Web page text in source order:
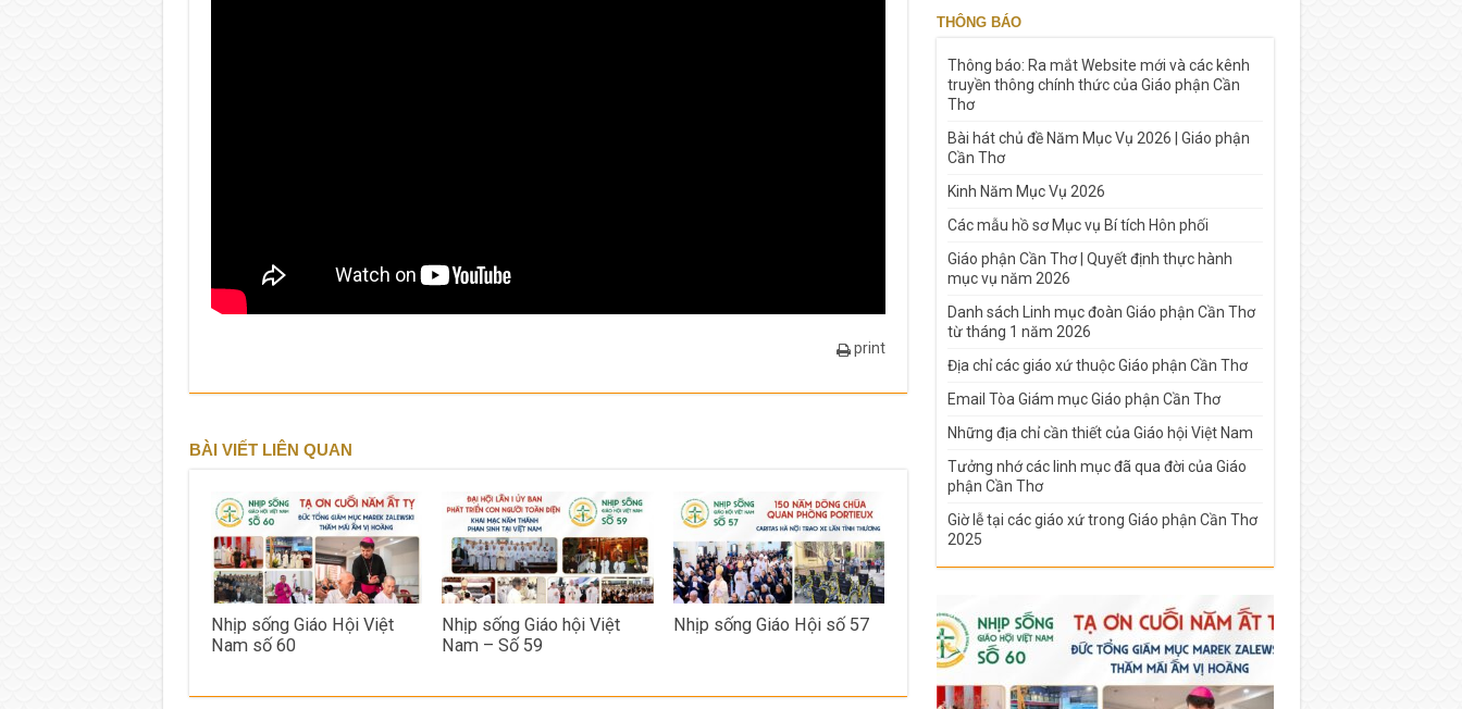
print
BÀI VIẾT LIÊN QUAN
Nhịp sống Giáo Hội Việt
Nam số 60
Nhịp sống Giáo hội Việt
Nam – Số 59
Nhịp sống Giáo Hội số 57
THÔNG BÁO
Thông báo: Ra mắt Website mới và các kênh
truyền thông chính thức của Giáo phận Cần
Thơ
Bài hát chủ đề Năm Mục Vụ 2026 | Giáo phận
Cần Thơ
Kinh Năm Mục Vụ 2026
Các mẫu hồ sơ Mục vụ Bí tích Hôn phối
Giáo phận Cần Thơ | Quyết định thực hành
mục vụ năm 2026
Danh sách Linh mục đoàn Giáo phận Cần Thơ
từ tháng 1 năm 2026
Địa chỉ các giáo xứ thuộc Giáo phận Cần Thơ
Email Tòa Giám mục Giáo phận Cần Thơ
Những địa chỉ cần thiết của Giáo hội Việt Nam
Tưởng nhớ các linh mục đã qua đời của Giáo
phận Cần Thơ
Giờ lễ tại các giáo xứ trong Giáo phận Cần Thơ
2025